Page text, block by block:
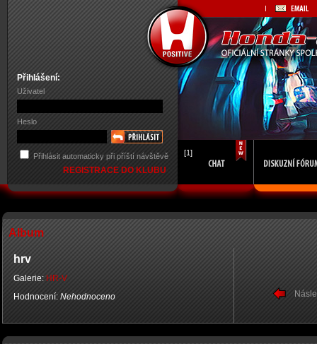
Přihlášení:
Uživatel
Heslo
Přihlásit automaticky při příští návštěvě
REGISTRACE DO KLUBU
[1]
Album
hrv
Galerie: HR-V
Hodnocení: Nehodnoceno